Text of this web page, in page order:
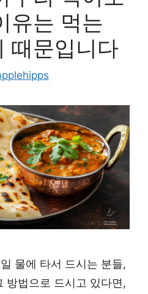
유는 먹는
때문입니다
물에 타서 드시는 분들,
방법으로 드시고 있다면,